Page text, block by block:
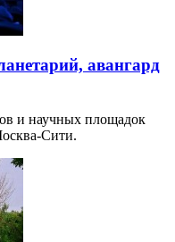
авангард
и научных площадок
Сити.